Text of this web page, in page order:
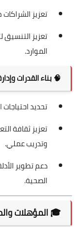
تعزيز
تعزيز التنسيق
الموارد.
🧠بناء القدرات
تحديد
تعزيز ثقافة
وتدريب عملي.
دعم تطوير
الصحية.
🎓المؤهلات